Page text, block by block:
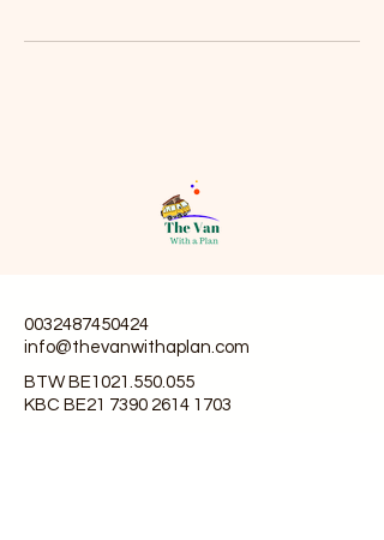
0032487450424
info@thevanwithaplan.com
BTW BE1021.550.055
KBC BE21 7390 2614 1703